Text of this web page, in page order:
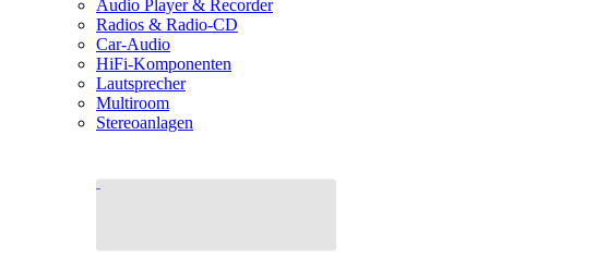
Audio Player & Recorder
Radios & Radio-CD
Car-Audio
HiFi-Komponenten
Lautsprecher
Multiroom
Stereoanlagen